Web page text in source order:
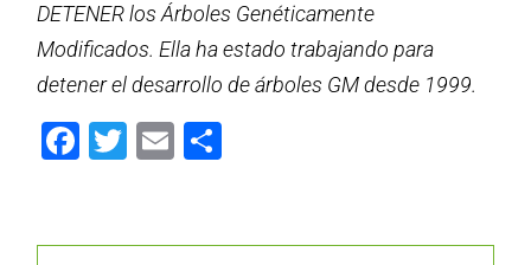
DETENER los Árboles Genéticamente
Modificados. Ella ha estado trabajando para
detener el desarrollo de árboles GM desde 1999.
Facebook
Twitter
Email